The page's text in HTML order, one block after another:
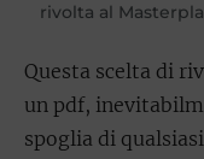
rivolta al
Questa scelta di
un pdf,
spoglia di